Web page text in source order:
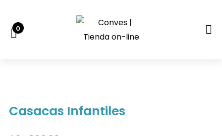
0
Casacas Infantiles